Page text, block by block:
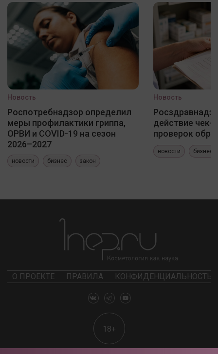
Новость
Роспотребнадзор определил
меры профилактики гриппа,
ОРВИ и COVID-19 на сезон
2026–2027
новости бизнес закон
Новость
действие чек-
проверок
новости бизнес
О ПРОЕКТЕ ПРАВИЛА КОНФИДЕНЦИАЛЬНОСТЬ
18+